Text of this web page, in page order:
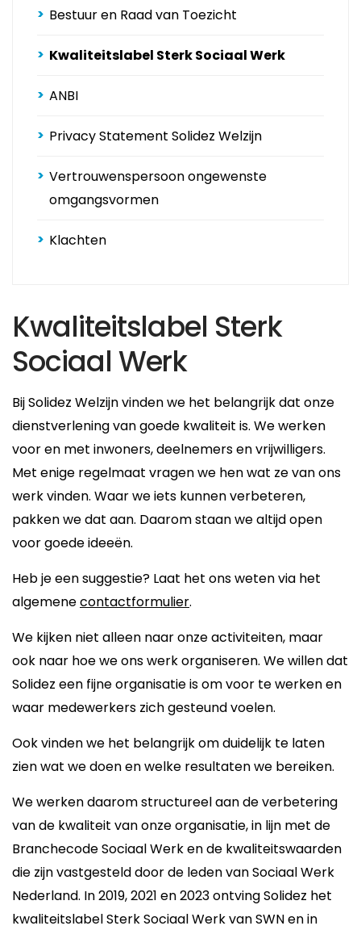
Bestuur en Raad van Toezicht
Kwaliteitslabel Sterk Sociaal Werk
ANBI
Privacy Statement Solidez Welzijn
Vertrouwenspersoon ongewenste
omgangsvormen
Klachten
Kwaliteitslabel Sterk
Sociaal Werk
Bij Solidez Welzijn vinden we het belangrijk dat onze
dienstverlening van goede kwaliteit is. We werken
voor en met inwoners, deelnemers en vrijwilligers.
Met enige regelmaat vragen we hen wat ze van ons
werk vinden. Waar we iets kunnen verbeteren,
pakken we dat aan. Daarom staan we altijd open
voor goede ideeën.
Heb je een suggestie? Laat het ons weten via het
algemenecontactformulier.
We kijken niet alleen naar onze activiteiten, maar
ook naar hoe we ons werk organiseren. We willen dat
Solidez een fijne organisatie is om voor te werken en
waar medewerkers zich gesteund voelen.
Ook vinden we het belangrijk om duidelijk te laten
zien wat we doen en welke resultaten we bereiken.
We werken daarom structureel aan de verbetering
van de kwaliteit van onze organisatie, in lijn met de
Branchecode Sociaal Werk en de kwaliteitswaarden
die zijn vastgesteld door de leden van Sociaal Werk
Nederland. In 2019, 2021 en 2023 ontving Solidez het
kwaliteitslabel Sterk Sociaal Werk van SWN en in